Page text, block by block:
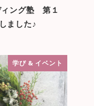
ィング塾 第１
ました♪
学び & イベント